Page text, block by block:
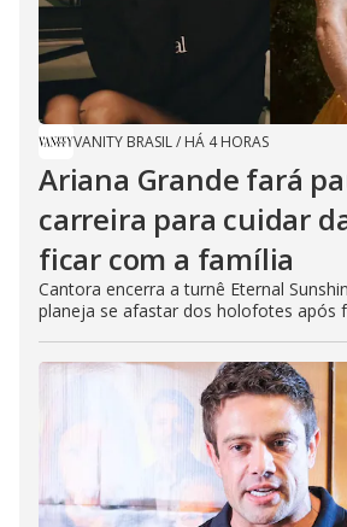
VANITY BRASIL/ HÁ 4 HORAS
Ariana Grande fará
carreira para cuidar
ficar com a família
Cantora encerra a turnê Eternal
planeja se afastar dos holofotes após